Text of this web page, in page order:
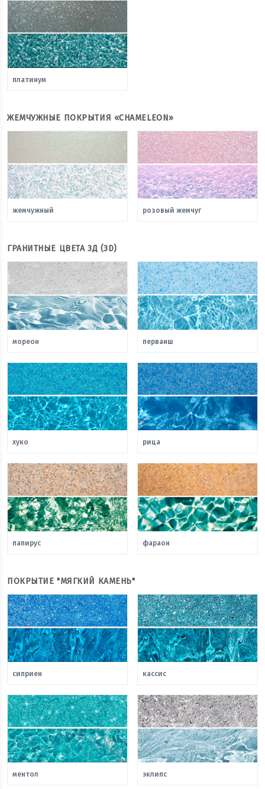
платинум
ЖЕМЧУЖНЫЕ ПОКРЫТИЯ «CHAMELEON»
жемчужный розовый жемчуг
ГРАНИТНЫЕ ЦВЕТА 3Д (3D)
мореон перванш
хуко рица
папирус фараон
ПОКРЫТИЕ "МЯГКИЙ КАМЕНЬ"
сиприен кассис
ментол эклипс